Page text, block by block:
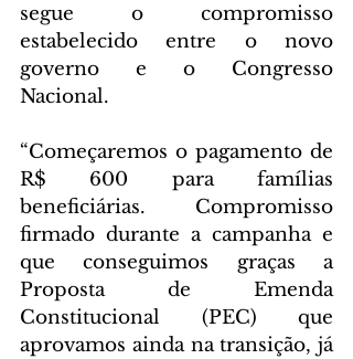
segue o compromisso
estabelecido entre o novo
governo e o Congresso
Nacional.
“Começaremos o pagamento de
R$ 600 para famílias
beneficiárias. Compromisso
firmado durante a campanha e
que conseguimos graças a
Proposta de Emenda
Constitucional (PEC) que
aprovamos ainda na transição, já